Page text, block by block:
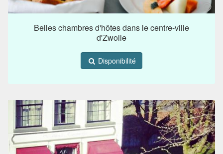
Belles chambres d'hôtes dans le centre-ville
d'Zwolle
Disponibilité